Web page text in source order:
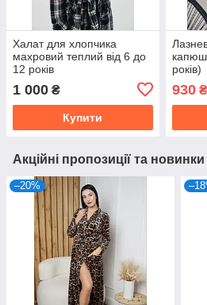
Халат для хлопчика
махровий теплий від 6 до
12 років
1 000 ₴
Купити
років)
930₴
Акційні пропозиції та новинки
–20%